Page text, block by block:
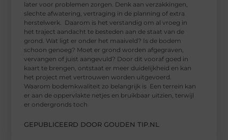
later voor problemen zorgen. Denk aan verzakkingen,
slechte afwatering, vertraging in de planning of extra
herstelwerk. Daarom is het verstandig om al vroeg in
het traject aandacht te besteden aan de staat van de
grond. Wat ligt er onder het maaiveld? Is de bodem
schoon genoeg? Moet er grond worden afgegraven,
vervangen of juist aangevuld? Door dit vooraf goed in
kaart te brengen, ontstaat er meer duidelijkheid en kan
het project met vertrouwen worden uitgevoerd.
Waarom bodemkwaliteit zo belangrijk is Een terrein kan
er aan de oppervlakte netjes en bruikbaar uitzien, terwijl
er ondergronds toch
GEPUBLICEERD DOOR GOUDEN TIP.NL